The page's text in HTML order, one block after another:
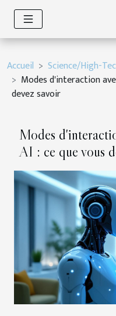
Accueil
Science/High-
Modes d'interaction
devez savoir
Modes
AI : ce que vous